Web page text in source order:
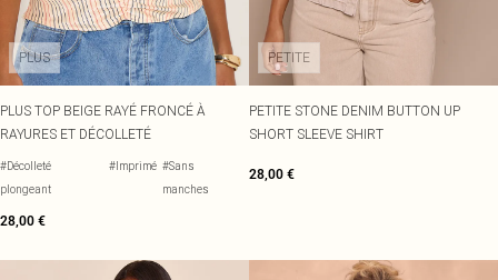
PLUS
PLUS TOP BEIGE RAYÉ FRONCÉ À
RAYURES ET DÉCOLLETÉ
#Décolleté
plongeant
#Imprimé #Sans
manches
28,00 €
PETITE
PETITE STONE DENIM BUTTON UP
SHORT SLEEVE SHIRT
28,00 €